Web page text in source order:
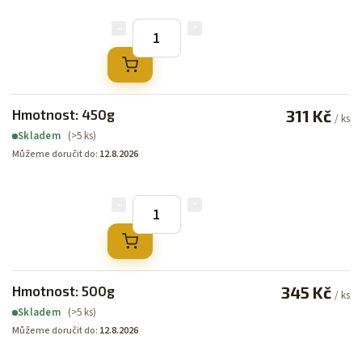
Hmotnost: 450g
Skladem (>5 ks)
Můžeme doručit do: 12.8.2026
311 Kč / ks
Hmotnost: 500g
Skladem (>5 ks)
Můžeme doručit do: 12.8.2026
345 Kč / ks